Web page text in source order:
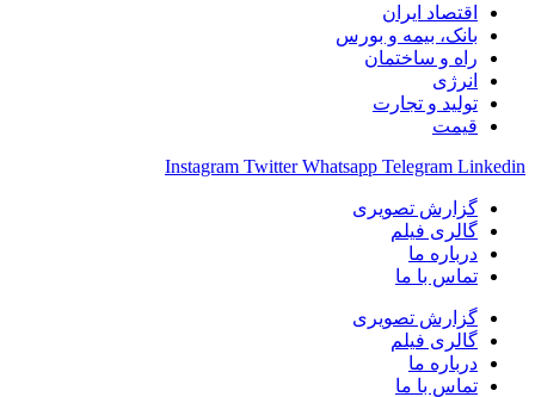
ایران
بیمه و بورس
و ساختمان
و تجارت
Instagram Twitter Whatsapp Telegram
تصویری
فیلم
ما
با ما
تصویری
فیلم
ما
با ما